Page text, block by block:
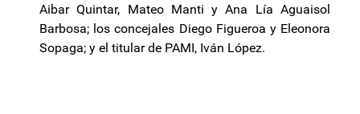
Aibar Quintar, Mateo Manti y Ana Lía Aguaisol
Barbosa; los concejales Diego Figueroa y Eleonora
Sopaga; y el titular de PAMI, Iván López.